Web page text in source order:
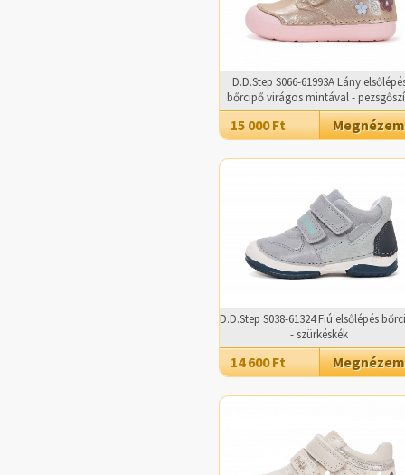
D.D.Step S066-61993A Lány
bőrcipő virágos mintával -
15 000 Ft Megnézem
D.D.Step S038-61324 Fiú elsőlépés
- szürkéskék
14 600 Ft Megnézem